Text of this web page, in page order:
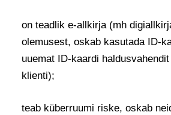
on teadlik e-allkirja (mh
olemusest, oskab kasutada ID-
uuemat ID-kaardi
klienti);
teab küberruumi riske, oskab